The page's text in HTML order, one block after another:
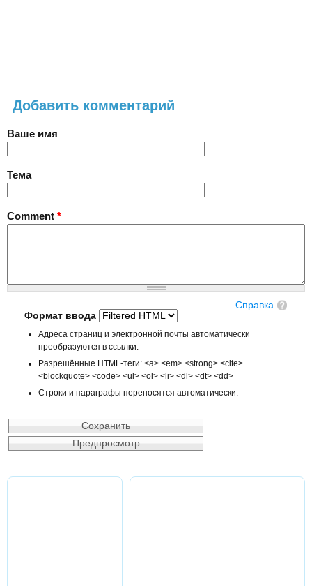
Добавить комментарий
Ваше имя
Тема
Comment *
Справка
Формат ввода
Адреса страниц и электронной почты автоматически
преобразуются в ссылки.
Разрешённые HTML-теги: <a> <em> <strong> <cite>
<blockquote> <code> <ul> <ol> <li> <dl> <dt> <dd>
Строки и параграфы переносятся автоматически.